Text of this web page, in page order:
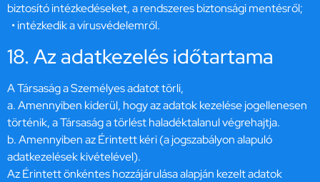
biztosító intézkedéseket, a rendszeres biztonsági mentésről;
• intézkedik a vírusvédelemről.
18. Az adatkezelés időtartama
A Társaság a Személyes adatot törli,
a. Amennyiben kiderül, hogy az adatok kezelése jogellenesen
történik, a Társaság a törlést haladéktalanul végrehajtja.
b. Amennyiben az Érintett kéri (a jogszabályon alapuló
adatkezelések kivételével).
Az Érintett önkéntes hozzájárulása alapján kezelt adatok